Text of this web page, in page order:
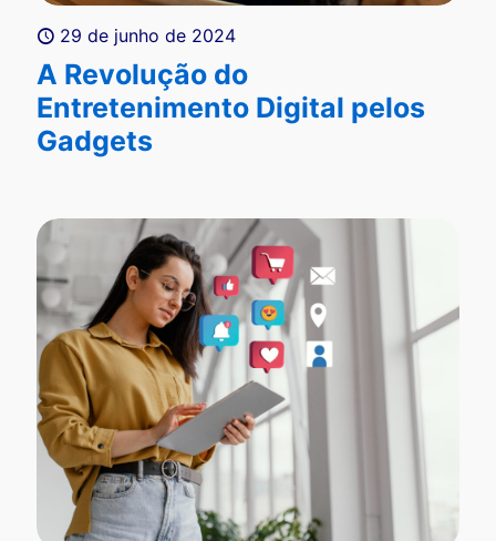
29 de junho de 2024
A Revolução do
Entretenimento Digital pelos
Gadgets